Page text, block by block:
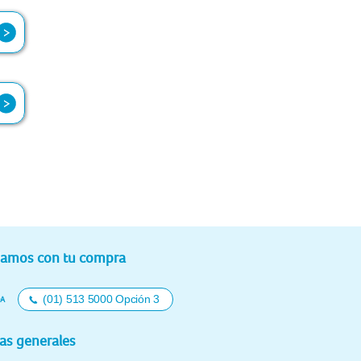
con tu compra
(01) 513 5000 Opción 3
generales